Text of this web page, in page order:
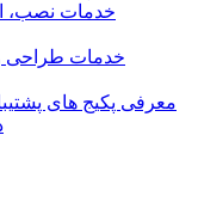
خدمات نصب،
خدمات طراحی
معرفی پکیج های